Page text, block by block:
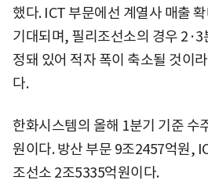
했다. ICT 부문에선 계열사 매출
기대되며, 필리조선소의 경우 2·3
정돼 있어 적자 폭이 축소될 것이
다.
한화시스템의 올해 1분기 기준 수
원이다. 방산 부문 9조2457억원,
조선소 2조5335억원이다.